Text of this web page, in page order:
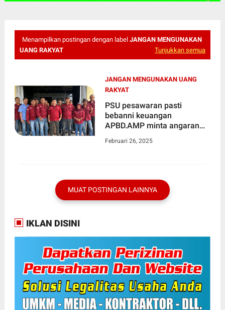
Menampilkan postingan dengan label JANGAN MENGUNAKAN
UANG RAKYAT
Tunjukkan semua
JANGAN MENGUNAKAN UANG
RAKYAT
PSU pesawaran pasti
bebanni keuangan
APBD.AMP minta angaran
kan
Februari 26, 2025
MUAT POSTINGAN LAINNYA
IKLAN DISINI